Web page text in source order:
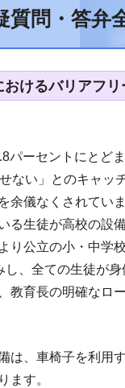
問・答弁
けるバリアフ
ーセントにとど
ない」とのキャ
余儀なくされていま
る生徒が高校の設
公立の小・中学
、全ての生徒が
育長の明確なロ
は、車椅子を利用
ます。